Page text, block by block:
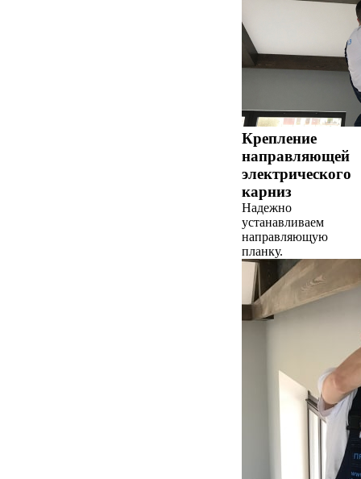
Крепление
направляющей
электрического
карниз
Надежно
устанавливаем
направляющую
планку.